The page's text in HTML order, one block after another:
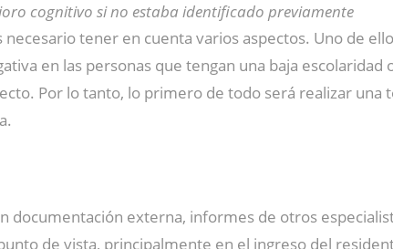
cognitivo si no estaba identificado previamente
necesario tener en cuenta varios aspectos. Uno de
en las personas que tengan una baja escolaridad
Por lo tanto, lo primero de todo será realizar una
documentación externa, informes de otros
de vista, principalmente en el ingreso del